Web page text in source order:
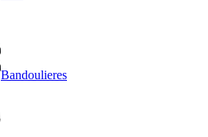
Bandoulieres